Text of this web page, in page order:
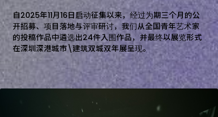
自2025年11月16日启动征集以来，经过为期三个月的公
开招募、 项目落地与评审研讨， 我们从全国青年艺术家
的投稿作品中遴选出24件入围作品， 并最终以展览形式
在深圳深港城市\建筑双城双年展呈现。